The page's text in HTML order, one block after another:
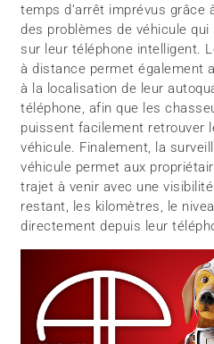
temps d’arrêt imprévus grâce
des problèmes de véhicule
sur leur téléphone intelligent.
à distance permet également
à la localisation de leur
téléphone, afin que les
puissent facilement retrouver
véhicule. Finalement, la
véhicule permet aux
trajet à venir avec une
restant, les kilomètres, le
directement depuis leur